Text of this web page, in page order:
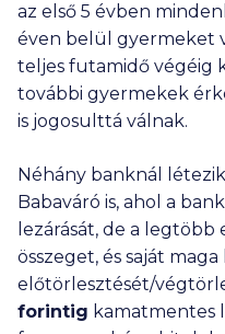
az első 5 évben
éven belül gyermeket
teljes futamidő végéig
további gyermekek
is jogosulttá válnak.
Néhány banknál
Babaváró is, ahol a
lezárását, de a
összeget, és saját
előtörlesztését/
forintig kamatmentes